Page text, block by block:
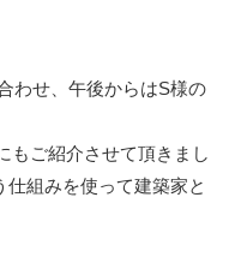
わせ、午後からはS様の
もご紹介させて頂きまし
組みを使って建築家と